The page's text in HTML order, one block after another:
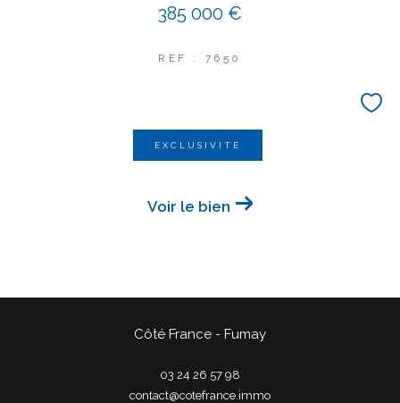
385 000 €
REF : 7650
EXCLUSIVITÉ
Voir le bien
Côté France - Fumay
03 24 26 57 98
contact@cotefrance.immo